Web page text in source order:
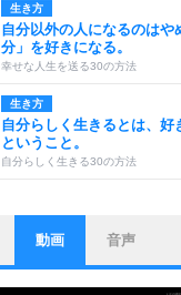
生き方
自分以外の人になるのはや
分」を好きになる。
幸せな人生を送る30の方法
生き方
自分らしく生きるとは、好
ということ。
自分らしく生きる30の方法
ストレス対策
他人と比べない。
いっそのこと、他人を見な
動画 音声